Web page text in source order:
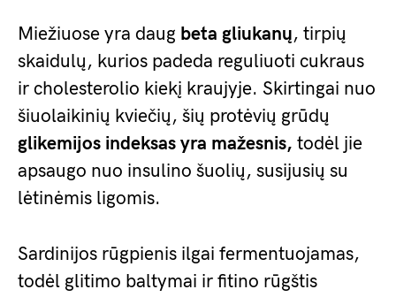
Miežiuose yra daug beta gliukanų, tirpių
skaidulų, kurios padeda reguliuoti cukraus
ir cholesterolio kiekį kraujyje. Skirtingai nuo
šiuolaikinių kviečių, šių protėvių grūdų
glikemijos indeksas yra mažesnis, todėl jie
apsaugo nuo insulino šuolių, susijusių su
lėtinėmis ligomis.
Sardinijos rūgpienis ilgai fermentuojamas,
todėl glitimo baltymai ir fitino rūgštis